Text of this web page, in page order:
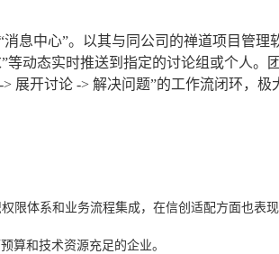
息中心”。以其与同公司的禅道项目管理
等动态实时推送到指定的讨论组或个人。
展开讨论 -> 解决问题”的工作流闭环，极
限体系和业务流程集成，在信创适配方面也表现
算和技术资源充足的企业。